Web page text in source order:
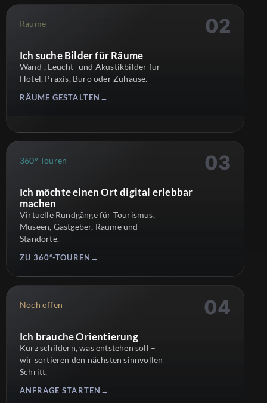
Räume
Ich suche Bilder für Räume
Wand-, Leucht- und Akustikbilder für
Hotel, Praxis, Büro oder Zuhause.
RÄUME GESTALTEN →
360°-Touren
Ich möchte einen Ort digital erlebbar
machen
Virtuelle Rundgänge für Tourismus,
Museen, Gastgeber, Räume und
Standorte.
ZU 360°-TOUREN →
Noch offen
Ich brauche Orientierung
Kurz schildern, was entstehen soll –
wir sortieren den nächsten sinnvollen
Schritt.
ANFRAGE STARTEN →